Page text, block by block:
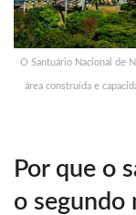
O Santuário Nacional de
área construída e
Por que o
o segundo